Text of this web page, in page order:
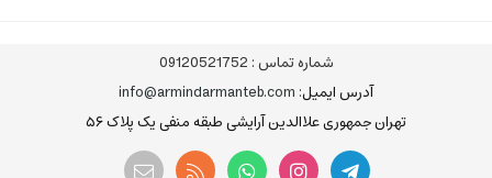
شماره تماس : 09120521752
آدرس ایمیل: info@armindarmanteb.com
تهران جمهوری علاالدین آرایشی طبقه منفی یک پلاک ۵۶